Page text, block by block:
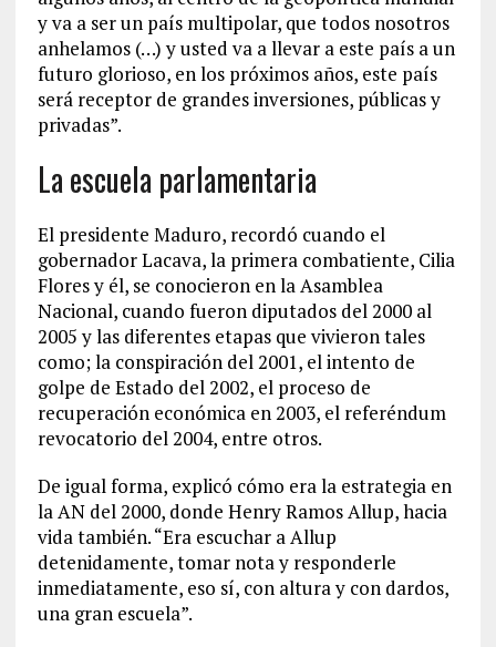
y va a ser un país multipolar, que todos nosotros
anhelamos (…) y usted va a llevar a este país a un
futuro glorioso, en los próximos años, este país
será receptor de grandes inversiones, públicas y
privadas”.
La escuela parlamentaria
El presidente Maduro, recordó cuando el
gobernador Lacava, la primera combatiente, Cilia
Flores y él, se conocieron en la Asamblea
Nacional, cuando fueron diputados del 2000 al
2005 y las diferentes etapas que vivieron tales
como; la conspiración del 2001, el intento de
golpe de Estado del 2002, el proceso de
recuperación económica en 2003, el referéndum
revocatorio del 2004, entre otros.
De igual forma, explicó cómo era la estrategia en
la AN del 2000, donde Henry Ramos Allup, hacia
vida también. “Era escuchar a Allup
detenidamente, tomar nota y responderle
inmediatamente, eso sí, con altura y con dardos,
una gran escuela”.